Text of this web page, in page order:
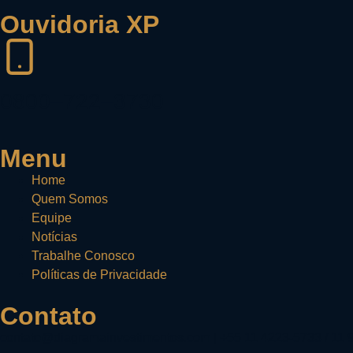
Ouvidoria XP
Menu
Home
Quem Somos
Equipe
Notícias
Trabalhe Conosco
Políticas de Privacidade
Contato